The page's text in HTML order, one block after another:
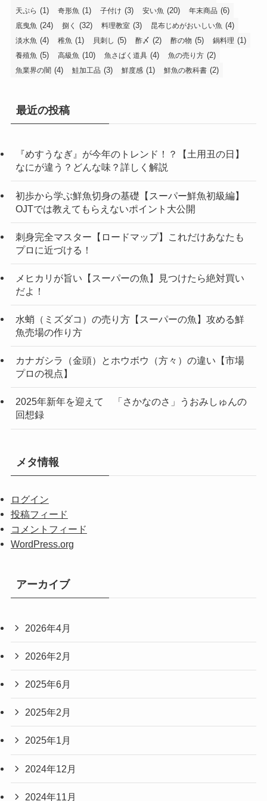
天ぷら (1) 奇形魚 (1) 子付け (3) 安い魚 (20) 年末商品 (6)
底曳魚 (24) 捌く (32) 料理教室 (3) 昆布じめがおいしい魚 (4)
淡水魚 (4) 稚魚 (1) 貝刺し (5) 酢〆 (2) 酢の物 (5) 鍋料理 (1)
養殖魚 (5) 高級魚 (10) 魚さばく道具 (4) 魚の売り方 (2)
魚業界の闇 (4) 鮭加工品 (3) 鮮度感 (1) 鮮魚の教科書 (2)
最近の投稿
『めすうなぎ』が今年のトレンド！？【土用丑の日】
なにが違う？どんな味？詳しく解説
初歩から学ぶ鮮魚切身の基礎【スーパー鮮魚初級編】
OJTでは教えてもらえないポイント大公開
刺身完全マスター【ロードマップ】これだけあなたも
プロに近づける！
メヒカリが旨い【スーパーの魚】見つけたら絶対買い
だよ！
水蛸（ミズダコ）の売り方【スーパーの魚】攻める鮮
魚売場の作り方
カナガシラ（金頭）とホウボウ（方々）の違い【市場
プロの視点】
2025年新年を迎えて 「さかなのさ」うおみしゅんの
回想録
メタ情報
ログイン
投稿フィード
コメントフィード
WordPress.org
アーカイブ
2026年4月
2026年2月
2025年6月
2025年2月
2025年1月
2024年12月
2024年11月